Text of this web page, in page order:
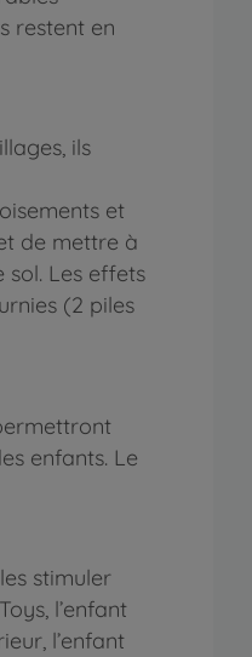
restent en
ils
et
de mettre à
sol. Les effets
(2 piles
enfants. Le
stimuler
l’enfant
l’enfant